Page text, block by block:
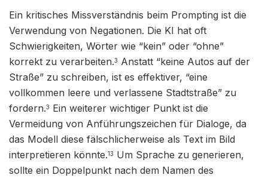
Ein kritisches Missverständnis beim Prompting ist die
Verwendung von Negationen. Die KI hat oft
Schwierigkeiten, Wörter wie “kein” oder “ohne”
korrekt zu verarbeiten.3 Anstatt “keine Autos auf der
Straße” zu schreiben, ist es effektiver, “eine
vollkommen leere und verlassene Stadtstraße” zu
fordern.3 Ein weiterer wichtiger Punkt ist die
Vermeidung von Anführungszeichen für Dialoge, da
das Modell diese fälschlicherweise als Text im Bild
interpretieren könnte.13 Um Sprache zu generieren,
sollte ein Doppelpunkt nach dem Namen des